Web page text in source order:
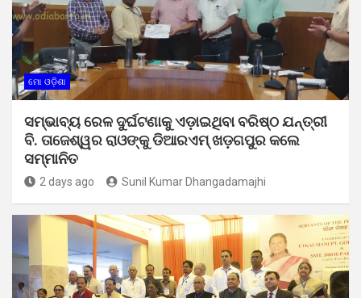
ମୋ ଓଡ଼ିଶା
ସମ୍ଭାବ୍ୟ ରେଳ ଦୁର୍ଘଟଣାକୁ ଏଡ଼ାଇଥିବା ବରିଷ୍ଠ ଯନ୍ତ୍ରୀ
ବି. ତାଜେଶ୍ୱର ରାଓଙ୍କୁ ଡିଆରଏମ୍ ଖଡ଼ଗପୁର କଲେ
ସମ୍ମାନିତ
2 days ago Sunil Kumar Dhangadamajhi